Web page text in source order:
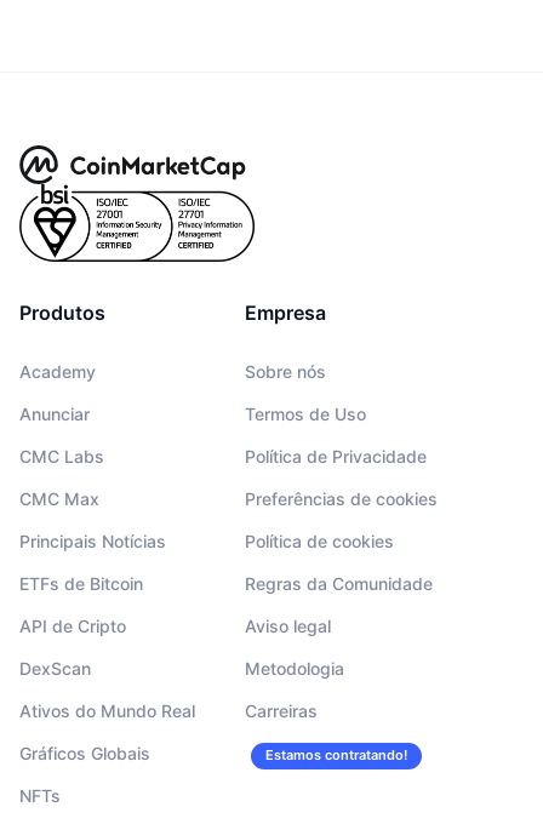
Produtos
Academy
Anunciar
CMC Labs
CMC Max
Principais Notícias
ETFs de Bitcoin
API de Cripto
DexScan
Ativos do Mundo Real
Gráficos Globais
NFTs
Empresa
Sobre nós
Termos de Uso
Política de Privacidade
Preferências de cookies
Política de cookies
Regras da Comunidade
Aviso legal
Metodologia
Carreiras
Estamos contratando!